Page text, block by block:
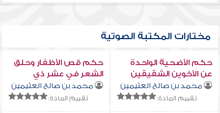
مختارات المكتبة الصوتية
حكم الأضحية الواحدة
عن الأخوين الشقيقين
في بيت واحد
محمد بن صالح العثيمين
تقييم المادة:
حكم قص الأظفار وحلق
الشعر في عشر ذي
الحجة
محمد بن صالح العثيمين
تقييم المادة: